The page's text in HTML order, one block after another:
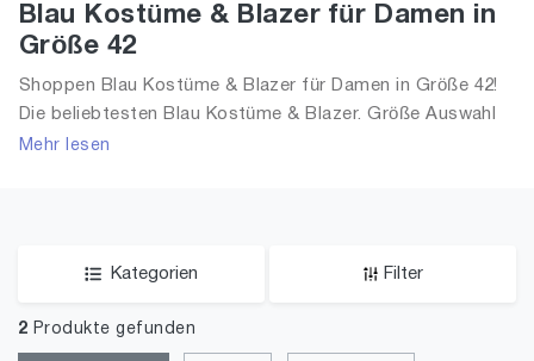
Blau Kostüme & Blazer für Damen in
Größe 42
Shoppen Blau Kostüme & Blazer für Damen in Größe 42!
Die beliebtesten Blau Kostüme & Blazer. Größe Auswahl
an Blau Kostüme & Blazer in Größe 42 und alle Trends
Mehr lesen
Kategorien Filter
2 Produkte gefunden